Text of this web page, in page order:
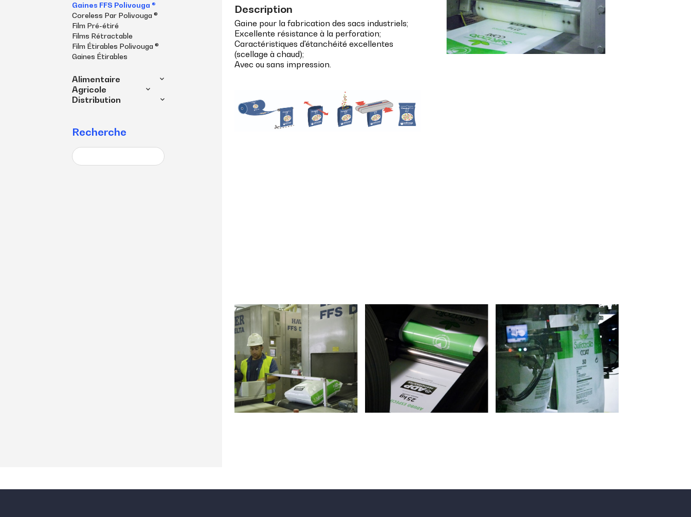
Gaines FFS Polivouga ®
Coreless Par Polivouga ®
Film Pré-étiré
Films Rétractable
Film Étirables Polivouga ®
Gaines Étirables
Alimentaire
Agricole
Distribution
Recherche
Description
Gaine pour la fabrication des sacs industriels;
Excellente résistance à la perforation;
Caractéristiques d'étanchéité excellentes
(scellage à chaud);
Avec ou sans impression.